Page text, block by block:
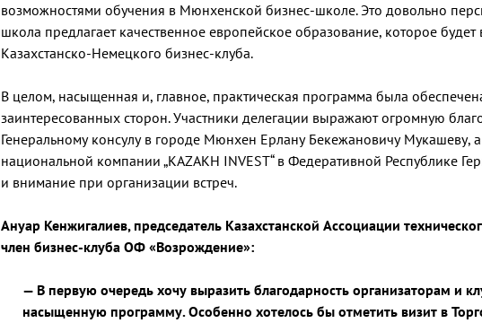
возможностями обучения в Мюнхенской бизнес-школе. Это довольно
школа предлагает качественное европейское образование, которое
Казахстанско-Немецкого бизнес-клуба.
В целом, насыщенная и, главное, практическая программа была
заинтересованных сторон. Участники делегации выражают огромную
Генеральному консулу в городе Мюнхен Ерлану Бекежановичу Мукашеву, а
национальной компании „KAZAKH INVEST“ в Федеративной Республике
и внимание при организации встреч.
Ануар Кенжигалиев, председатель Казахстанской Ассоциации
член бизнес-клуба ОФ «Возрождение»:
— В первую очередь хочу выразить благодарность организаторам и
насыщенную программу. Особенно хотелось бы отметить визит в